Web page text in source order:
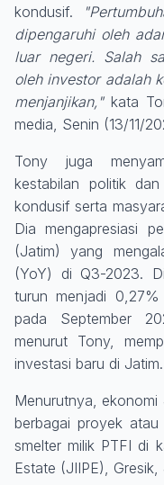
kondusif.
dipengaruhi oleh
luar negeri. Salah
oleh investor adalah
menjanjikan,"kata
media, Senin (13/11/
Tony juga
kestabilan politik
kondusif serta
Dia mengapresiasi
(Jatim) yang
(YoY) di Q3-2023.
turun menjadi
pada September
menurut Tony,
investasi baru di Jatim.
Menurutnya,
berbagai proyek
smelter milik PTFI di
Estate (JIIPE), Gresik,